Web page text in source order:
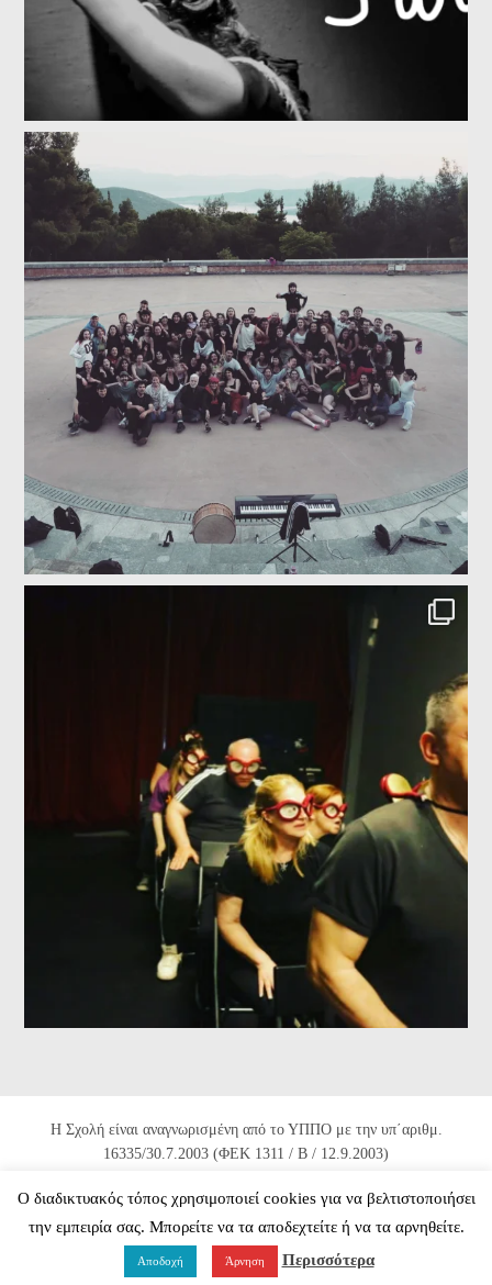
Η Σχολή είναι αναγνωρισμένη από το ΥΠΠΟ με την υπ΄αριθμ.
16335/30.7.2003 (ΦΕΚ 1311 / Β / 12.9.2003)
© 2026 Ανώτερη Ιδιωτική Σχολή Δραματικής Τέχνης «δήλος»
-Δήμητρα Χατούπη. All Rights Reserved.
Πολιτική Προστασίας Προσωπικών Δεδομένων
Ο διαδικτυακός τόπος χρησιμοποιεί cookies για να βελτιστοποιήσει
την εμπειρία σας. Μπορείτε να τα αποδεχτείτε ή να τα αρνηθείτε.
Αποδοχή Άρνηση Περισσότερα